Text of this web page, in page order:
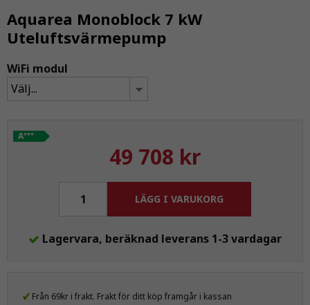
Aquarea Monoblock 7 kW
Uteluftsvärmepump
WiFi modul
Välj...
A+++
49 708 kr
LÄGG I VARUKORG
Lagervara, beräknad leverans 1-3 vardagar
Från 69kr i frakt. Frakt för ditt köp framgår i kassan